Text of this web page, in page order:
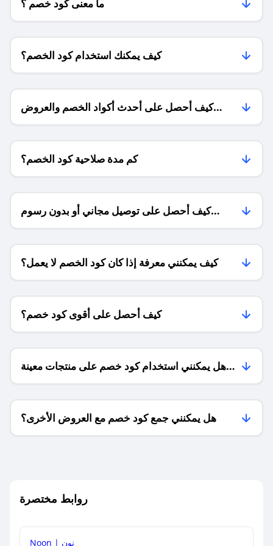
ما معنى كود خصم ؟
كيف يمكنك استخدام كود الخصم؟
كيف أحصل على أحدث أكواد الخصم والعروض
للمتاجر؟
كم مدة صلاحية كود الخصم؟
كيف أحصل على توصيل مجاني أو بدون رسوم
الشحن ؟
كيف يمكنني معرفة إذا كان كود الخصم لا يعمل؟
كيف أحصل على أقوى كود خصم؟
هل يمكنني استخدام كود خصم على منتجات معينة
فقط؟
هل يمكنني جمع كود خصم مع العروض الأخرى؟
روابط مختصرة
Noon | نون